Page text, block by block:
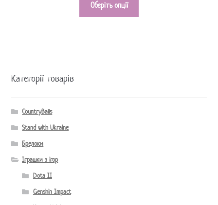
Оберіть опції
Категорії товарів
CountryBalls
Stand with Ukraine
Брелоки
Іграшки з ігор
Dota II
Genshin Impact